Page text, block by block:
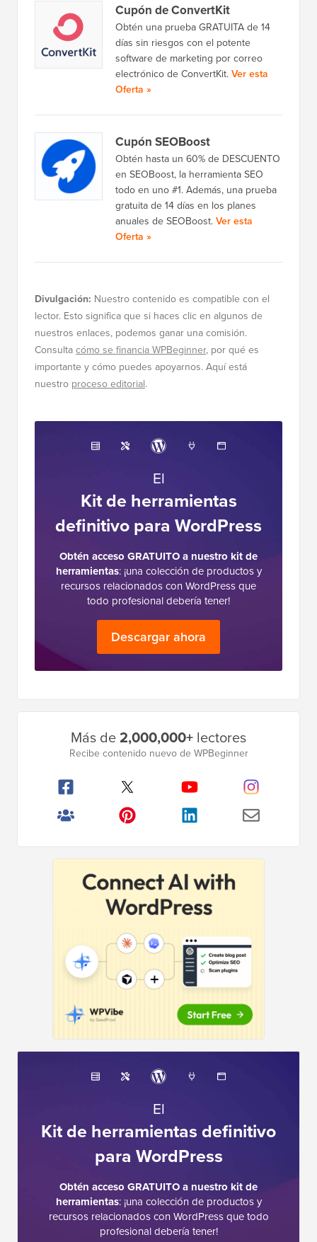
Cupón de ConvertKit
Obtén una prueba GRATUITA de 14
días sin riesgos con el potente
software de marketing por correo
electrónico de ConvertKit.Ver esta
Oferta »
Cupón SEOBoost
Obtén hasta un 60% de DESCUENTO
en SEOBoost, la herramienta SEO
todo en uno #1. Además, una prueba
gratuita de 14 días en los planes
anuales de SEOBoost.Ver esta
Oferta »
Divulgación: Nuestro contenido es compatible con el
lector. Esto significa que si haces clic en algunos de
nuestros enlaces, podemos ganar una comisión.
Consultacómo se financia WPBeginner, por qué es
importante y cómo puedes apoyarnos. Aquí está
nuestro proceso editorial.
El
Kit de herramientas
definitivo para WordPress
Obtén acceso GRATUITO a nuestro kit de
herramientas: ¡una colección de productos y
recursos relacionados con WordPress que
todo profesional debería tener!
Descargar ahora
Más de2,000,000+ lectores
Recibe contenido nuevo de WPBeginner
El
Kit de herramientas definitivo
para WordPress
Obtén acceso GRATUITO a nuestro kit de
herramientas: ¡una colección de productos y
recursos relacionados con WordPress que todo
profesional debería tener!